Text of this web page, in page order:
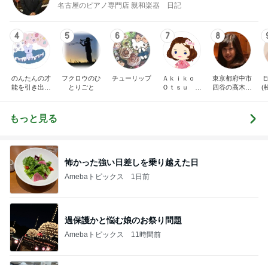
名古屋のピアノ専門店 親和楽器 日記
4
のんたんの才
能を引き出す
ハウ発信＆ア
レンジ楽譜販
5
フクロウのひ
とりごと
6
チューリップ
7
Ａｋｉｋｏ
Ｏｔｓｕ ピ
8
東京都府中市
四谷の高木久
(
もっと見る
怖かった強い日差しを乗り越えた日
Amebaトピックス 1日前
過保護かと悩む娘のお祭り問題
Amebaトピックス 11時間前